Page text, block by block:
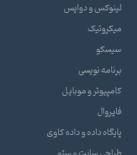
لینوکس و دواپس
میکروتیک
سیسکو
برنامه نویسی
کامپیوتر و موبایل
فایروال
پایگاه داده و داده کاوی